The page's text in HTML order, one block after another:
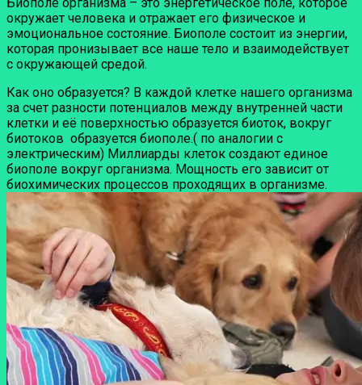
окружает человека и отражает его физическое и
эмоциональное состояние. Биополе состоит из энергии,
которая пронизывает все наше тело и взаимодействует
с окружающей средой.
Как оно образуется? В каждой клетке нашего организма
за счет разности потенциалов между внутренней части
клетки и её поверхностью образуется биоток, вокруг
биотоков образуется биополе.( по аналогии с
электрическим) Миллиарды клеток создают единое
биополе вокруг организма. Мощность его зависит от
биохимических процессов проходящих в организме.